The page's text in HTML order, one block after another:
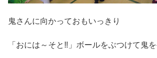
鬼さんに向かっておもいっきり
「おには～そと‼」ボールをぶつけて鬼